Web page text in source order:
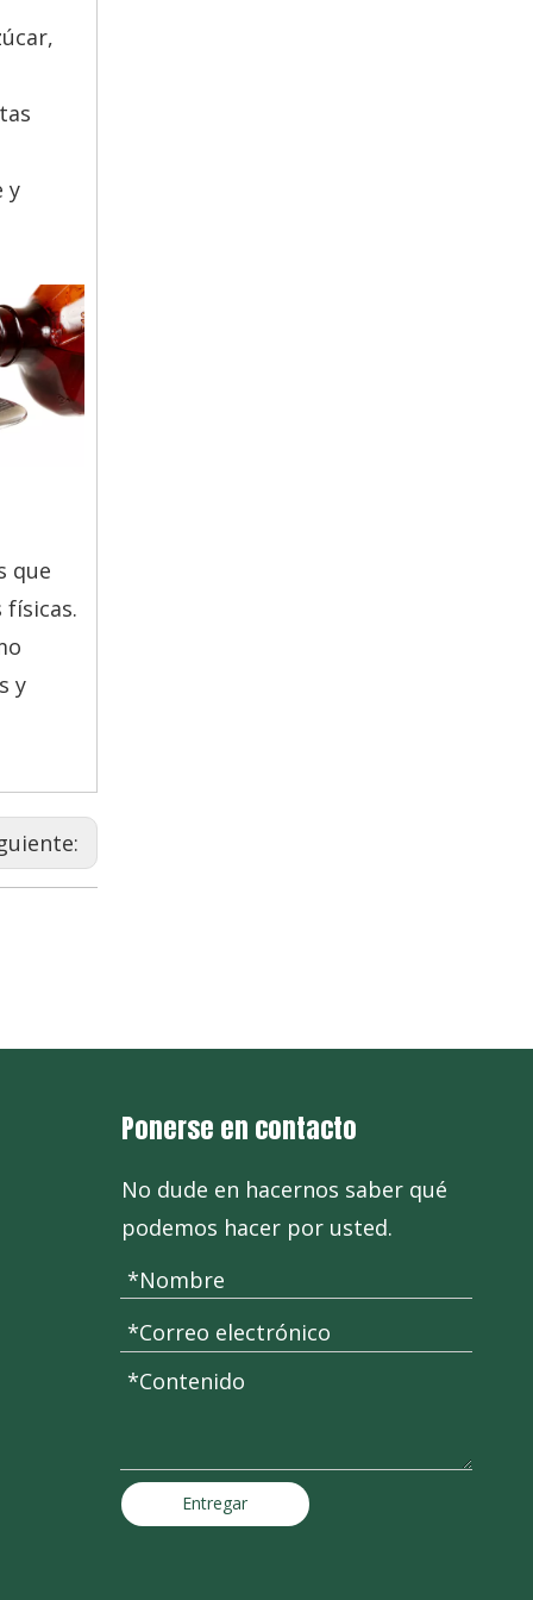
y
que
y
Ponerse en contacto
No dude en hacernos saber qué
podemos hacer por usted.
Entregar